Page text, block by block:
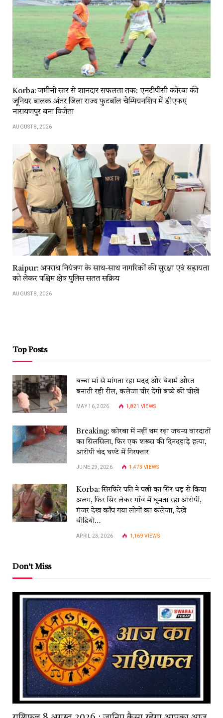
Korba: जमीनी स्तर से शानदार सफलता तक: एनटीपीसी कोरबा की
जूनियर बालक अंतर जिला राज्य फुटबॉल चैम्पियनशिप में डीएफए
नारायणपुर बना विजेता
AUGUST 8, 2026
Raipur: अपराध नियंत्रण के साथ-साथ नागरिकों की सुरक्षा एवं सहायता
को लेकर पश्चिम क्षेत्र पुलिस सतत सक्रिय
AUGUST 8, 2026
Top Posts
बच्चा मां से मांगता रहा मदद और बेशर्म औरत
बनाती रही रील, कलेजा चीर देंगी बच्चे की चीखें
MAY 16, 2026 1,821 VIEWS
Breaking: कोरबा में नहीं थम रहा जघन्य वारदातों
का सिलसिला, फिर एक शख्स की दिनदहाड़े हत्या,
आरोपी चंद घण्टे में गिरफ्तार
JUNE 29, 2026 1,473VIEWS
Korba: सिरफिरे पति ने पत्नी का सिर धड़ से किया
अलग, फिर सिर लेकर गाँव में घूमता रहा आरोपी,
मंजर देख काँप गया लोगों का कलेजा, देखें
वीडियो…
APRIL 23, 2026 1,169VIEWS
Don't Miss